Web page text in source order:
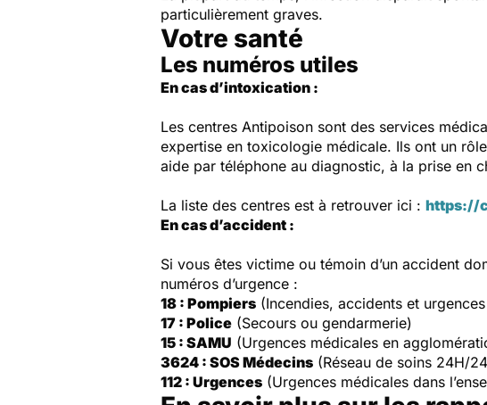
particulièrement graves.
Votre santé
Les numéros utiles
En cas d’intoxication :
Les centres Antipoison sont des services
expertise en toxicologie médicale. Ils ont un
aide par téléphone au diagnostic, à la prise en
La liste des centres est à retrouver ici : https://
En cas d’accident :
Si vous êtes victime ou témoin d’un accident
numéros d’urgence :
18 : Pompiers (Incendies, accidents et
17 : Police (Secours ou gendarmerie)
15 : SAMU (Urgences médicales en
3624 : SOS Médecins (Réseau de soins 24H/
112 : Urgences (Urgences médicales dans